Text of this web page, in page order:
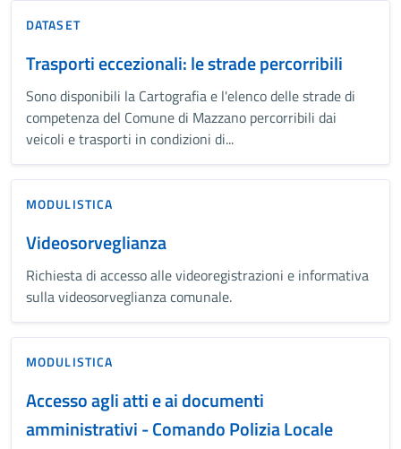
DATASET
Trasporti eccezionali: le strade percorribili
Sono disponibili la Cartografia e l'elenco delle strade di
competenza del Comune di Mazzano percorribili dai
veicoli e trasporti in condizioni di...
MODULISTICA
Videosorveglianza
Richiesta di accesso alle videoregistrazioni e informativa
sulla videosorveglianza comunale.
MODULISTICA
Accesso agli atti e ai documenti
amministrativi - Comando Polizia Locale